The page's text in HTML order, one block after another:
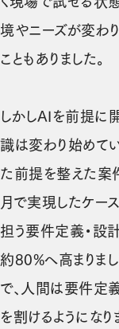
境やニーズが変わ
こともありました。
しかしAIを前提に
識は変わり始めて
た前提を整えた案
月で実現したケー
担う要件定義・設
約80%へ高まりま
で、人間は要件定
を割けるようになり